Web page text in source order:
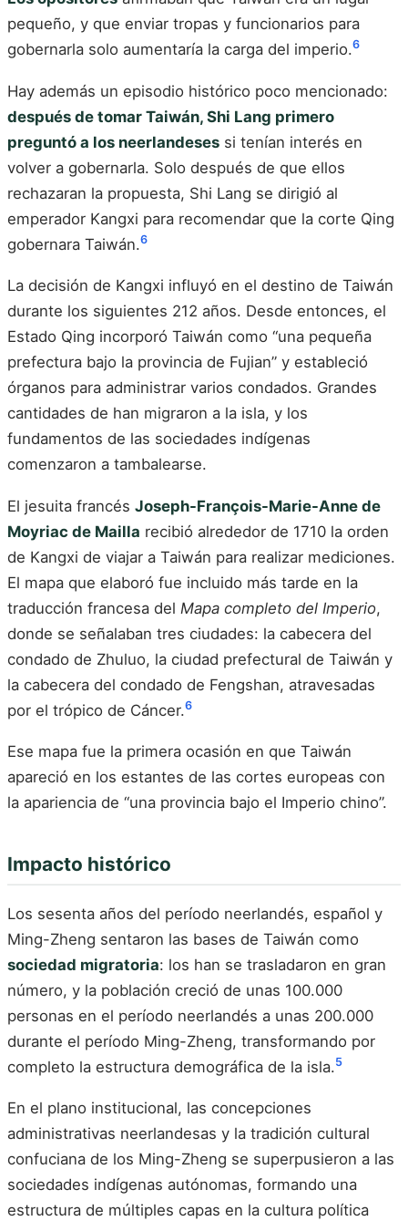
pequeño, y que enviar tropas y funcionarios para
gobernarla solo aumentaría la carga del imperio.6
Hay además un episodio histórico poco mencionado:
después de tomar Taiwán, Shi Lang primero
preguntó a los neerlandeses si tenían interés en
volver a gobernarla. Solo después de que ellos
rechazaran la propuesta, Shi Lang se dirigió al
emperador Kangxi para recomendar que la corte Qing
gobernara Taiwán.6
La decisión de Kangxi influyó en el destino de Taiwán
durante los siguientes 212 años. Desde entonces, el
Estado Qing incorporó Taiwán como “una pequeña
prefectura bajo la provincia de Fujian” y estableció
órganos para administrar varios condados. Grandes
cantidades de han migraron a la isla, y los
fundamentos de las sociedades indígenas
comenzaron a tambalearse.
El jesuita francés Joseph-François-Marie-Anne de
Moyriac de Mailla recibió alrededor de 1710 la orden
de Kangxi de viajar a Taiwán para realizar mediciones.
El mapa que elaboró fue incluido más tarde en la
traducción francesa del Mapa completo del Imperio,
donde se señalaban tres ciudades: la cabecera del
condado de Zhuluo, la ciudad prefectural de Taiwán y
la cabecera del condado de Fengshan, atravesadas
por el trópico de Cáncer.6
Ese mapa fue la primera ocasión en que Taiwán
apareció en los estantes de las cortes europeas con
la apariencia de “una provincia bajo el Imperio chino”.
Impacto histórico
Los sesenta años del período neerlandés, español y
Ming-Zheng sentaron las bases de Taiwán como
sociedad migratoria: los han se trasladaron en gran
número, y la población creció de unas 100.000
personas en el período neerlandés a unas 200.000
durante el período Ming-Zheng, transformando por
completo la estructura demográfica de la isla.5
En el plano institucional, las concepciones
administrativas neerlandesas y la tradición cultural
confuciana de los Ming-Zheng se superpusieron a las
sociedades indígenas autónomas, formando una
estructura de múltiples capas en la cultura política